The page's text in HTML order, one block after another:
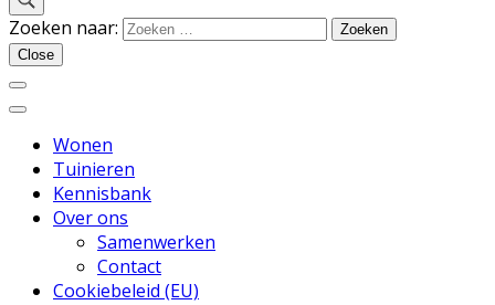
Huizen en Tuinen
Inspiratie voor wonen en tuinieren
Zoeken naar:
Close
Wonen
Tuinieren
Kennisbank
Over ons
Samenwerken
Contact
Cookiebeleid (EU)